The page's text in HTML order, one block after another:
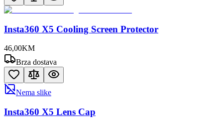
Insta360 X5 Cooling Screen Protector
46,00KM
Brza dostava
Nema slike
Insta360 X5 Lens Cap